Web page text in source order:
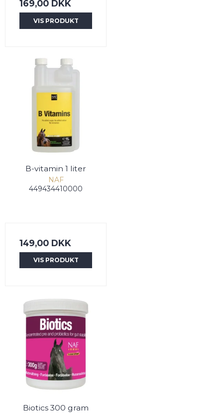
169,00 DKK
VIS PRODUKT
B-vitamin 1 liter
NAF
449434410000
149,00 DKK
VIS PRODUKT
Biotics 300 gram